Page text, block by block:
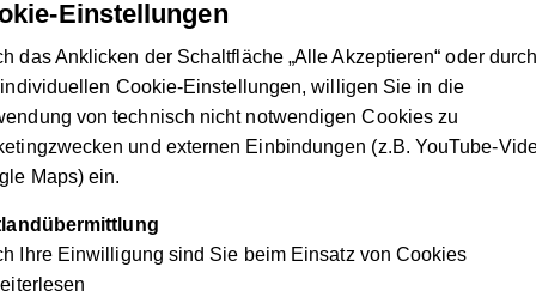
und Experimenten Einsichten in Naturgeschehnisse
und auch kleines Leben zu achten
Dinge in unmittelbarer Nähe genau unter die Lupe
Kompetenzen:
Einstellungen
das Anklicken der Schaltfläche „Alle Akzeptieren“ oder durch
Cookie-Einstellungen, willigen Sie in die
von technisch nicht notwendigen Cookies zu
und externen Einbindungen (z.B. YouTube-
Maps) ein.
Ihre Einwilligung sind Sie beim Einsatz von Cookies